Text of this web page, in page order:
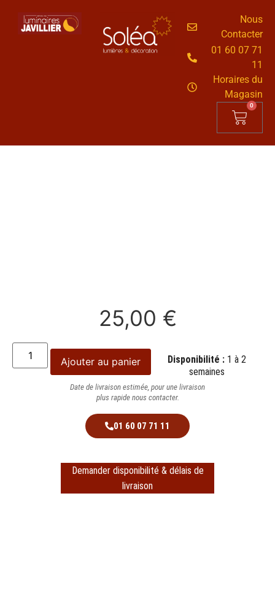
Nous
Contacter
01 60 07 71
11
Horaires du
Magasin
0
25,00 €
Ajouter au panier Disponibilité : 1 à 2
semaines
Date de livraison estimée, pour une livraison
plus rapide nous contacter.
01 60 07 71 11
Demander disponibilité & délais de
livraison